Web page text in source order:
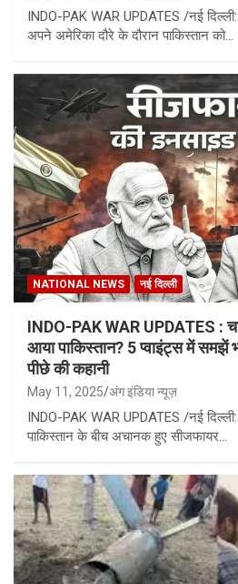
INDO-PAK WAR UPDATES /नई
अपने अमेरिका दौरे के दौरान पाकिस्तान को…
NATIONAL NEWS नई दिल्ली
INDO-PAK WAR UPDATES :
आया पाकिस्तान? 5 प्वाइंट्स में समझें
पीछे की कहानी
May 11, 2025 अंग इंडिया न्यूज़
INDO-PAK WAR UPDATES /नई
पाकिस्तान के बीच अचानक हुए सीजफायर…